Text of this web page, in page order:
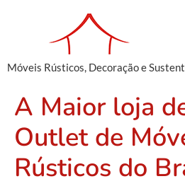
Móveis Rústicos, Decoração e
A Maior loja
Outlet de
Rústicos do